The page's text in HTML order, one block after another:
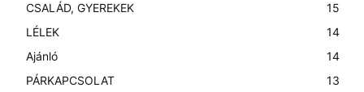
CSALÁD, GYEREKEK
15
LÉLEK
14
Ajánló
14
PÁRKAPCSOLAT
13